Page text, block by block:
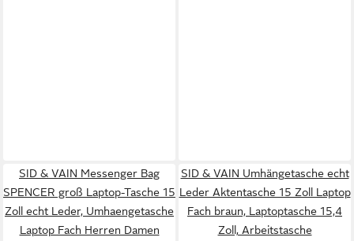
SID & VAIN Messenger Bag
SPENCER groß Laptop-Tasche 15
Zoll echt Leder, Umhaengetasche
Laptop Fach Herren Damen
SID & VAIN Umhängetasche echt
Leder Aktentasche 15 Zoll Laptop
Fach braun, Laptoptasche 15,4
Zoll, Arbeitstasche